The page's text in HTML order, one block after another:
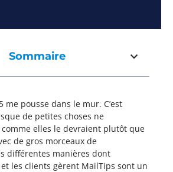
Sommaire
me pousse dans le mur. C’est
de petites choses ne
elles le devraient plutôt que
de gros morceaux de
différentes manières dont
les clients gèrent MailTips sont un